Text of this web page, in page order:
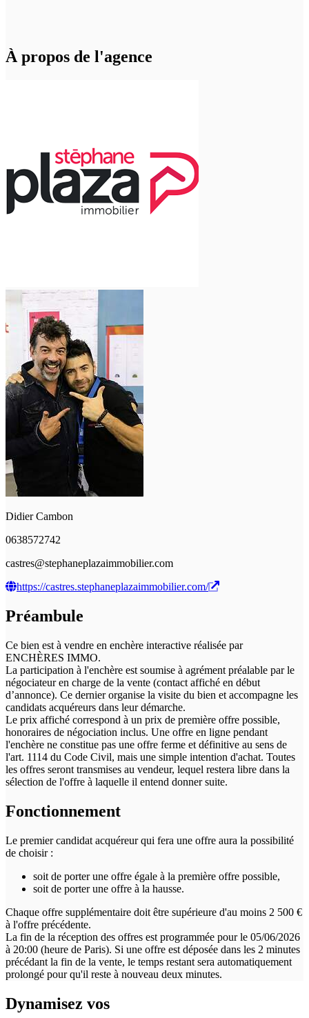
À propos de l'agence
Didier Cambon
0638572742
castres@stephaneplazaimmobilier.com
https://castres.stephaneplazaimmobilier.com/
Préambule
Ce bien est à vendre en enchère interactive réalisée par
ENCHÈRES IMMO.
La participation à l'enchère est soumise à agrément préalable par le
négociateur en charge de la vente (contact affiché en début
d’annonce). Ce dernier organise la visite du bien et accompagne les
candidats acquéreurs dans leur démarche.
Le prix affiché correspond à un prix de première offre possible,
honoraires de négociation inclus. Une offre en ligne pendant
l'enchère ne constitue pas une offre ferme et définitive au sens de
l'art. 1114 du Code Civil, mais une simple intention d'achat. Toutes
les offres seront transmises au vendeur, lequel restera libre dans la
sélection de l'offre à laquelle il entend donner suite.
Fonctionnement
Le premier candidat acquéreur qui fera une offre aura la possibilité
de choisir :
soit de porter une offre égale à la première offre possible,
soit de porter une offre à la hausse.
Chaque offre supplémentaire doit être supérieure d'au moins 2 500 €
à l'offre précédente.
La fin de la réception des offres est programmée pour le 05/06/2026
à 20:00 (heure de Paris). Si une offre est déposée dans les 2 minutes
précédant la fin de la vente, le temps restant sera automatiquement
prolongé pour qu'il reste à nouveau deux minutes.
Dynamisez vos